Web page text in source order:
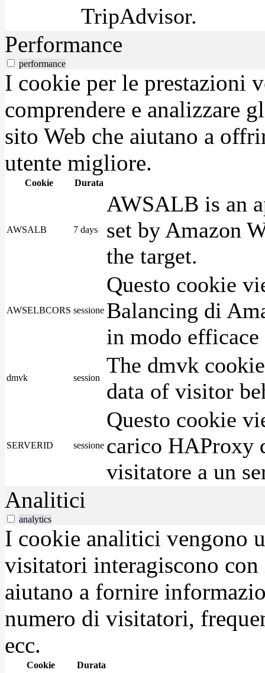
TripAdvisor.
Performance
performance
I cookie per le prestazioni
comprendere e analizzare
sito Web che aiutano a
utente migliore.
Cookie Durata
AWSALB 7 days
AWSALB is an
set by Amazon
the target.
AWSELBCORS sessione
Questo cookie
Balancing di
in modo
dmvk session
The dmvk
data of visitor
SERVERID sessione
Questo cookie
carico HAProxy
visitatore a un
Analitici
analytics
I cookie analitici vengono
visitatori interagiscono
aiutano a fornire
numero di visitatori,
ecc.
Cookie Durata